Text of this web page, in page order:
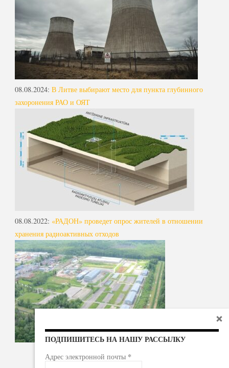
08.08.2024: В Литве выбирают место для пункта глубинного
захоронения РАО и ОЯТ
08.08.2022: «РАДОН» проведет опрос жителей в отношении
хранения радиоактивных отходов
ПОДПИШИТЕСЬ НА НАШУ РАССЫЛКУ
Адрес электронной почты *